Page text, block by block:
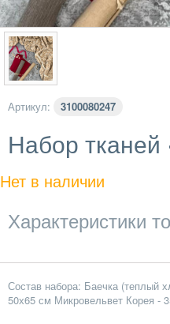
Артикул: 3100080247
Набор тканей
Нет в наличии
Характеристики
Состав набора: Баечка (теплый
50х65 см Микровельвет Корея -